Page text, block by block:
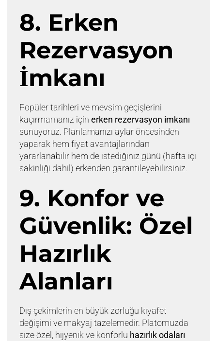
8. Erken
Rezervasyon
İmkanı
Popüler tarihleri ve mevsim geçişlerini
kaçırmamanız için erken rezervasyon imkanı
sunuyoruz. Planlamanızı aylar öncesinden
yaparak hem fiyat avantajlarından
yararlanabilir hem de istediğiniz günü (hafta içi
sakinliği dahil) erkenden garantileyebilirsiniz.
9. Konfor ve
Güvenlik: Özel
Hazırlık
Alanları
Dış çekimlerin en büyük zorluğu kıyafet
değişimi ve makyaj tazelemedir. Platomuzda
size özel, hijyenik ve konforlu hazırlık odaları